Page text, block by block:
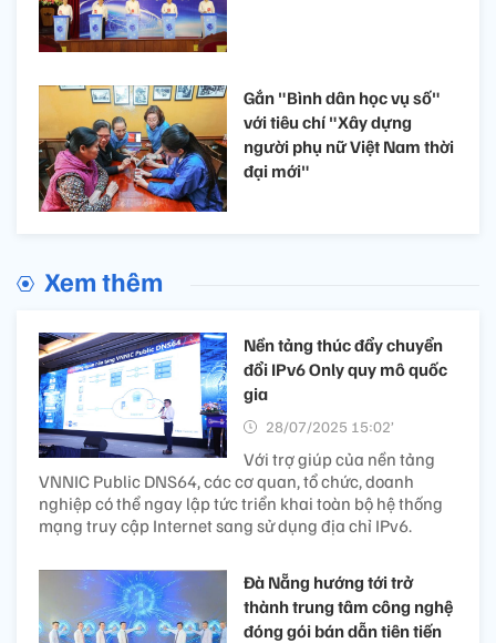
Gắn "Bình dân học vụ số"
với tiêu chí "Xây dựng
người phụ nữ Việt Nam thời
đại mới"
Xem thêm
Nền tảng thúc đẩy chuyển
đổi IPv6 Only quy mô quốc
gia
28/07/2025 15:02’
Với trợ giúp của nền tảng
VNNIC Public DNS64, các cơ quan, tổ chức, doanh
nghiệp có thể ngay lập tức triển khai toàn bộ hệ thống
mạng truy cập Internet sang sử dụng địa chỉ IPv6.
Đà Nẵng hướng tới trở
thành trung tâm công nghệ
đóng gói bán dẫn tiên tiến